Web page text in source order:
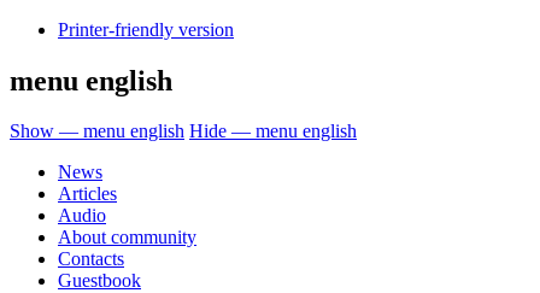
Printer-friendly version
menu english
Show — menu english Hide — menu english
News
Articles
Audio
About community
Contacts
Guestbook